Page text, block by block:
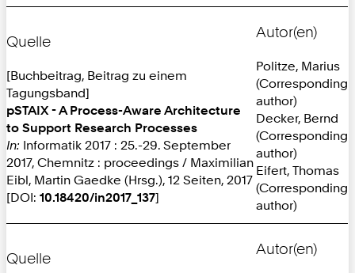
Quelle
[Buchbeitrag, Beitrag zu einem
Tagungsband]
pSTAIX - A Process-Aware Architecture
to Support Research Processes
In: Informatik 2017 : 25.-29. September
2017, Chemnitz : proceedings / Maximilian
Eibl, Martin Gaedke (Hrsg.), 12 Seiten, 2017
[DOI: 10.18420/in2017_137]
Autor(en)
Politze, Marius
(Corresponding
author)
Decker, Bernd
(Corresponding
author)
Eifert, Thomas
(Corresponding
author)
Quelle
Autor(en)